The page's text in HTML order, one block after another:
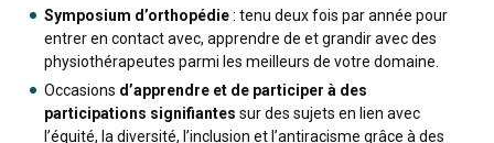
Symposium d’orthopédie: tenu deux fois par année pour
entrer en contact avec, apprendre de et grandir avec des
physiothérapeutes parmi les meilleurs de votre domaine.
Occasions d’apprendre et de participer à des
participations signifiantes sur des sujets en lien avec
l’équité, la diversité, l’inclusion et l’antiracisme grâce à des